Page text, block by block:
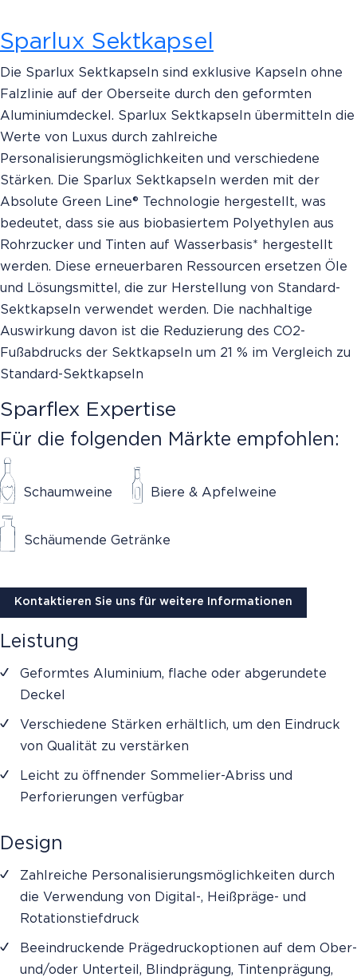
Sparlux Sektkapsel
Die Sparlux Sektkapseln sind exklusive Kapseln ohne
Falzlinie auf der Oberseite durch den geformten
Aluminiumdeckel. Sparlux Sektkapseln übermitteln die
Werte von Luxus durch zahlreiche
Personalisierungsmöglichkeiten und verschiedene
Stärken. Die Sparlux Sektkapseln werden mit der
Absolute Green Line® Technologie hergestellt, was
bedeutet, dass sie aus biobasiertem Polyethylen aus
Rohrzucker und Tinten auf Wasserbasis* hergestellt
werden. Diese erneuerbaren Ressourcen ersetzen Öle
und Lösungsmittel, die zur Herstellung von Standard-
Sektkapseln verwendet werden. Die nachhaltige
Auswirkung davon ist die Reduzierung des CO2-
Fußabdrucks der Sektkapseln um 21 % im Vergleich zu
Standard-Sektkapseln
Sparflex Expertise
Für die folgenden Märkte empfohlen:
Schaumweine Biere & Apfelweine
Schäumende Getränke
Kontaktieren Sie uns für weitere Informationen
Leistung
Geformtes Aluminium, flache oder abgerundete
Deckel
Verschiedene Stärken erhältlich, um den Eindruck
von Qualität zu verstärken
Leicht zu öffnender Sommelier-Abriss und
Perforierungen verfügbar
Design
Zahlreiche Personalisierungsmöglichkeiten durch
die Verwendung von Digital-, Heißpräge- und
Rotationstiefdruck
Beeindruckende Prägedruckoptionen auf dem Ober-
und/oder Unterteil, Blindprägung, Tintenprägung,